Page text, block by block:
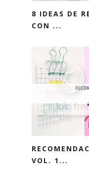
8 IDEAS DE
CON ...
VOL. 1...